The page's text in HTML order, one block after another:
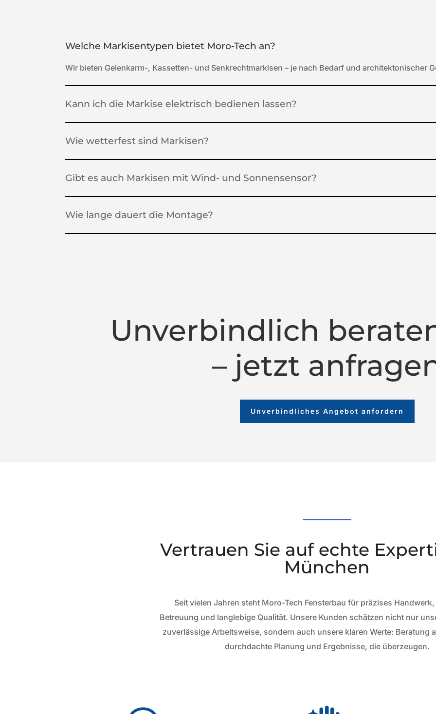
Welche Markisentypen bietet Moro-Tech an?
Wir bieten Gelenkarm-, Kassetten- und Senkrechtmarkisen – je nach Bedarf und architektonischer
Kann ich die Markise elektrisch bedienen lassen?
Wie wetterfest sind Markisen?
Gibt es auch Markisen mit Wind- und Sonnensensor?
Wie lange dauert die Montage?
Unverbindlich
– jetzt
Unverbindliches Angebot anfordern
Vertrauen Sie auf echte
München
Seit vielen Jahren steht Moro-Tech Fensterbau für präzises
Betreuung und langlebige Qualität. Unsere Kunden schätzen nicht nur
zuverlässige Arbeitsweise, sondern auch unsere klaren Werte: Beratung
durchdachte Planung und Ergebnisse, die überzeugen.